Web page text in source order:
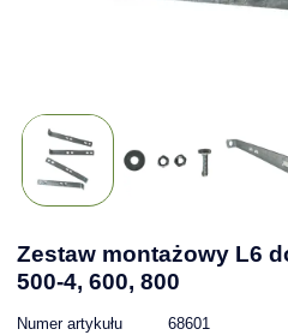
Zestaw montażowy L6
500-4, 600, 800
Numer artykułu
68601